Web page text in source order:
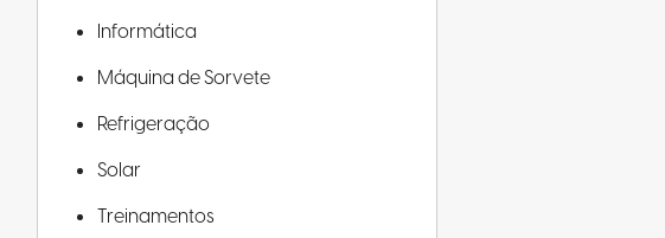
Informática
Máquina de Sorvete
Refrigeração
Solar
Treinamentos